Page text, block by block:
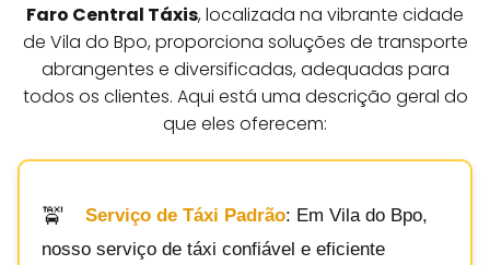
Faro Central Táxis, localizada na vibrante cidade
de Vila do Bpo, proporciona soluções de transporte
abrangentes e diversificadas, adequadas para
todos os clientes. Aqui está uma descrição geral do
que eles oferecem:
Serviço de Táxi Padrão: Em Vila do Bpo,
nosso serviço de táxi confiável e eficiente